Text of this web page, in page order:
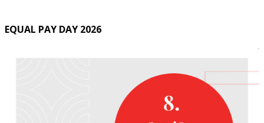
EQUAL PAY DAY 2026